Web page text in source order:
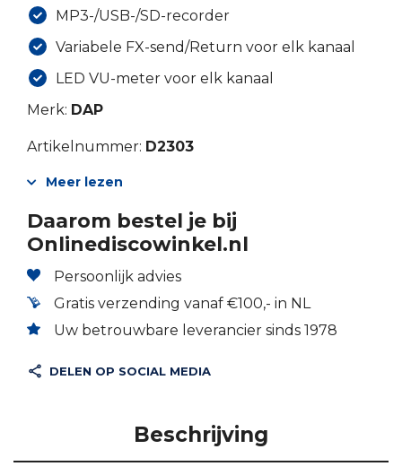
MP3-/USB-/SD-recorder
Variabele FX-send/Return voor elk kanaal
LED VU-meter voor elk kanaal
Merk: DAP
Artikelnummer: D2303
Meer lezen
Daarom bestel je bij
Onlinediscowinkel.nl
Persoonlijk advies
Gratis verzending vanaf €100,- in NL
Uw betrouwbare leverancier sinds 1978
DELEN OP SOCIAL MEDIA
Beschrijving